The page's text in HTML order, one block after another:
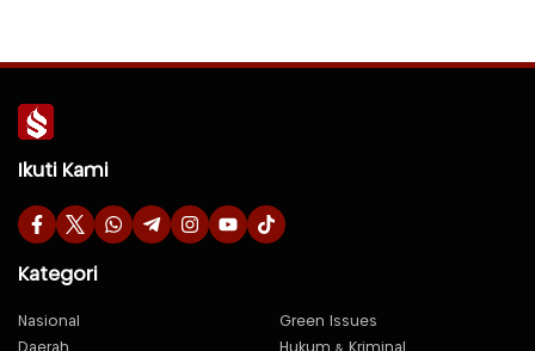
Ikuti Kami
Kategori
Nasional
Green Issues